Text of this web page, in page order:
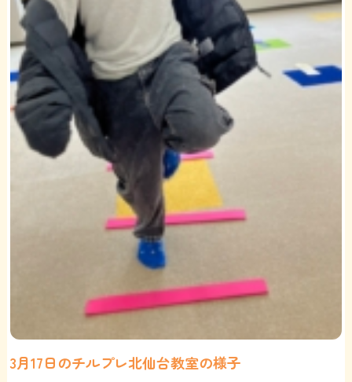
3月17日のチルプレ北仙台教室の様子